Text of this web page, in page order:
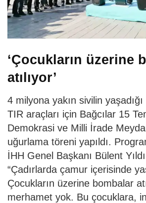
‘Çocukların üzerine
atılıyor’
4 milyona yakın sivilin
TIR araçları için Bağcılar 15
Demokrasi ve Milli İrade
uğurlama töreni yapıldı.
İHH Genel Başkanı Bülent
“Çadırlarda çamur içerisinde
Çocukların üzerine bombalar
merhamet yok. Bu çocuklara,